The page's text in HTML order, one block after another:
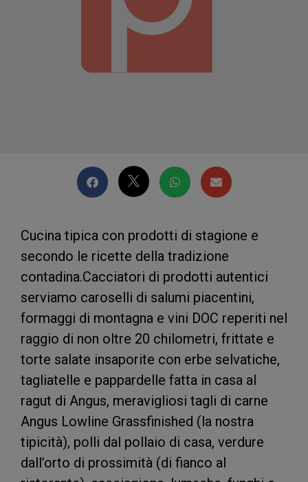
Cucina tipica con prodotti di stagione e
secondo le ricette della tradizione
contadina.Cacciatori di prodotti autentici
serviamo caroselli di salumi piacentini,
formaggi di montagna e vini DOC reperiti nel
raggio di non oltre 20 chilometri, frittate e
torte salate insaporite con erbe selvatiche,
tagliatelle e pappardelle fatta in casa al
ragut di Angus, meravigliosi tagli di carne
Angus Lowline Grassfinished (la nostra
tipicità), polli dal pollaio di casa, verdure
dall’orto di prossimità (di fianco al